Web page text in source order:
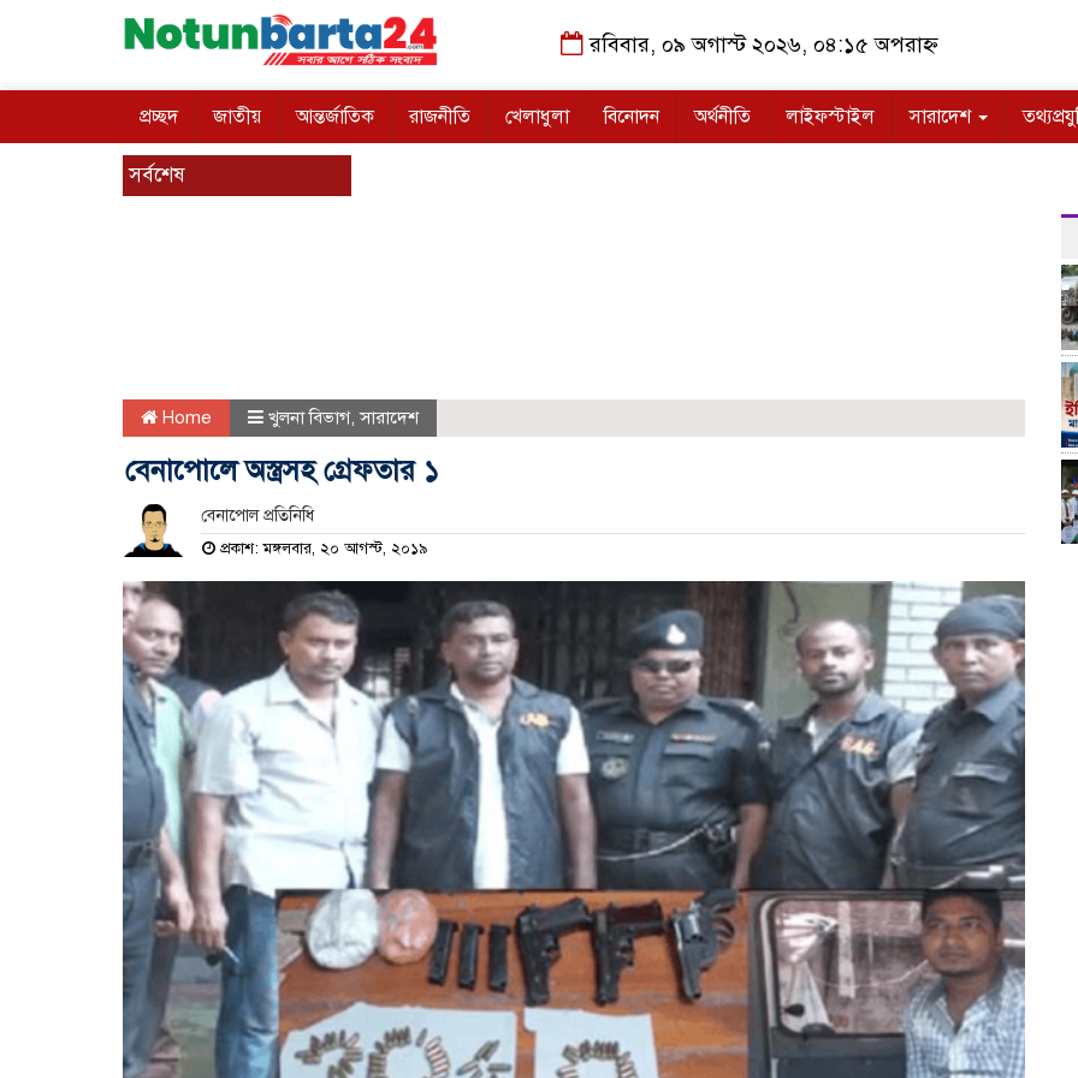
রবিবার, ০৯ অগাস্ট ২০২৬, ০৪:১৫ অপরাহ্ন
প্রচ্ছদ জাতীয় আন্তর্জাতিক রাজনীতি খেলাধুলা বিনোদন অর্থনীতি লাইফস্টাইল সারাদেশ
সর্বশেষ
Home খুলনা বিভাগ,সারাদেশ
বেনাপোলে অস্ত্রসহ গ্রেফতার ১
বেনাপোল প্রতিনিধি
প্রকাশ: মঙ্গলবার, ২০ আগস্ট, ২০১৯